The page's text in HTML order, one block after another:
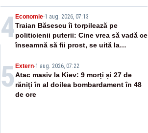
4Economie-1 aug. 2026, 07:13
Traian Băsescu îi torpilează pe
politicienii puterii: Cine vrea să vadă ce
înseamnă să fii prost, se uită la
România
5 Extern-1 aug. 2026, 07:22
Atac masiv la Kiev: 9 morți și 27 de
răniți în al doilea bombardament în 48
de ore